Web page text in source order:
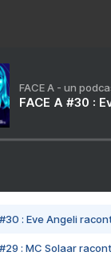
FACE A - un
FACE A #30 :
#30 : Eve Angeli
#29 : MC Solaar